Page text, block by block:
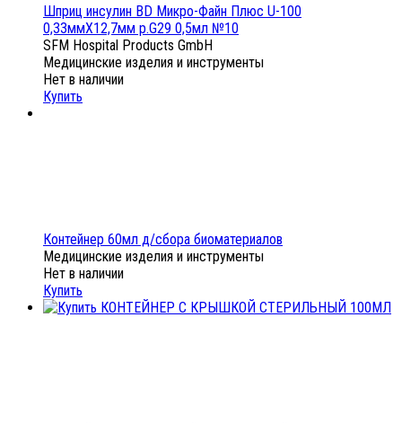
Шприц инсулин BD Микро-Файн Плюс U-100
0,33ммX12,7мм р.G29 0,5мл №10
SFM Hospital Products GmbH
Медицинские изделия и инструменты
Нет в наличии
Купить
Контейнер 60мл д/сбора биоматериалов
Медицинские изделия и инструменты
Нет в наличии
Купить